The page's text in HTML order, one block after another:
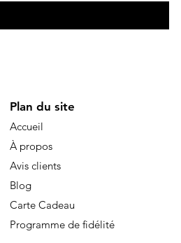
Plan du site
Accueil
À propos
Avis clients
Blog
Carte Cadeau
Programme de fidélité